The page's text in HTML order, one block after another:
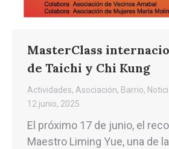
MasterClass
de Taichi y Chi Kung
Actividades, Asociación, Barrio,
12 junio, 2025
El próximo 17 de junio, el
Maestro Liming Yue, una de